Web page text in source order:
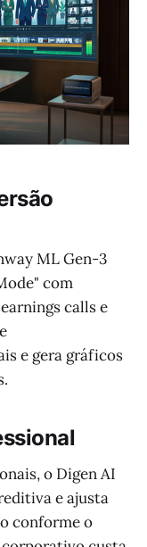
ML Gen-3
com
calls e
e gera gráficos
o Digen AI
e ajusta
conforme o